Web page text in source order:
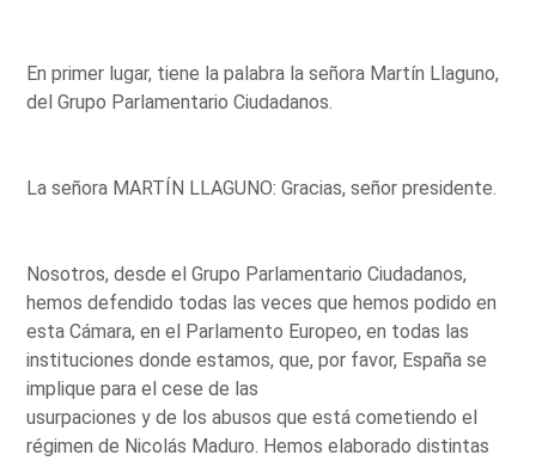
En primer lugar, tiene la palabra la señora Martín Llaguno,
del Grupo Parlamentario Ciudadanos.
La señora MARTÍN LLAGUNO: Gracias, señor presidente.
Nosotros, desde el Grupo Parlamentario Ciudadanos,
hemos defendido todas las veces que hemos podido en
esta Cámara, en el Parlamento Europeo, en todas las
instituciones donde estamos, que, por favor, España se
implique para el cese de las
usurpaciones y de los abusos que está cometiendo el
régimen de Nicolás Maduro. Hemos elaborado distintas